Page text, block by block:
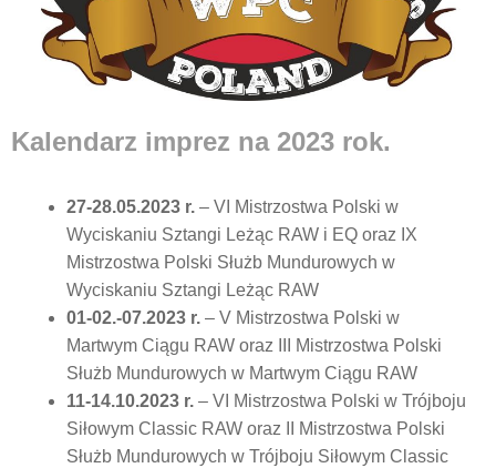
Kalendarz imprez na 2023 rok.
27-28.05.2023 r. – VI Mistrzostwa Polski w
Wyciskaniu Sztangi Leżąc RAW i EQ oraz IX
Mistrzostwa Polski Służb Mundurowych w
Wyciskaniu Sztangi Leżąc RAW
01-02.-07.2023 r. – V Mistrzostwa Polski w
Martwym Ciągu RAW oraz III Mistrzostwa Polski
Służb Mundurowych w Martwym Ciągu RAW
11-14.10.2023 r. – VI Mistrzostwa Polski w Trójboju
Siłowym Classic RAW oraz II Mistrzostwa Polski
Służb Mundurowych w Trójboju Siłowym Classic